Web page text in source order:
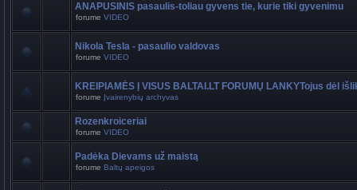
ANAPUSINIS pasaulis-toliau gyvens tie, kurie tiki gyvenimu
forume VIDEO
Nikola Tesla - pasaulio valdovas
forume VIDEO
KREIPIAMĖS Į VISUS BALTAI.LT FORUMŲ LANKYTojus dėl
forume Įvairenybių archyvas
Rozenkroiceriai
forume VIDEO
Padėka Dievams už maistą
forume Baltų apeigos